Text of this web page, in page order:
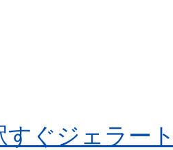
すぐジェラー